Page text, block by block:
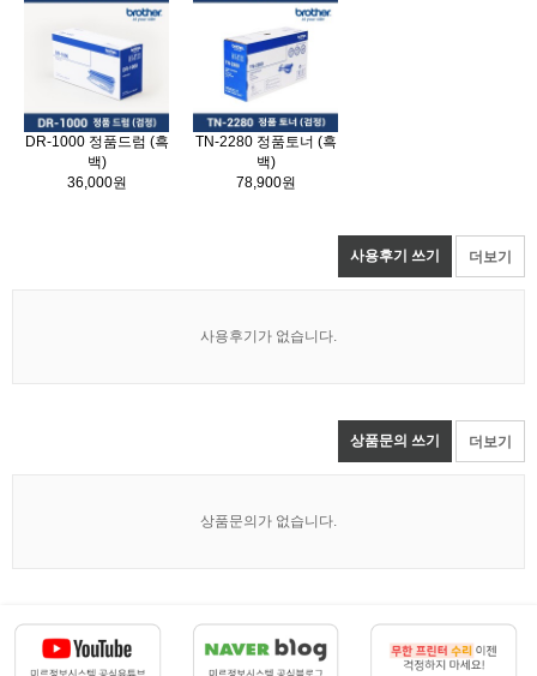
DR-1000 정품드럼 (흑
백)
36,000원
TN-2280 정품토너 (흑
백)
78,900원
사용후기 쓰기 더보기
사용후기가 없습니다.
상품문의 쓰기 더보기
상품문의가 없습니다.